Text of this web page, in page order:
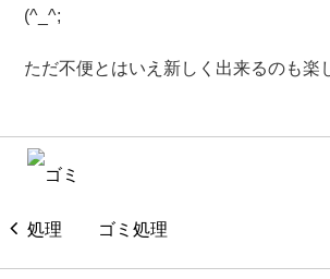
(^_^;
ただ不便とはいえ新しく出来るのも楽
ゴミ処理